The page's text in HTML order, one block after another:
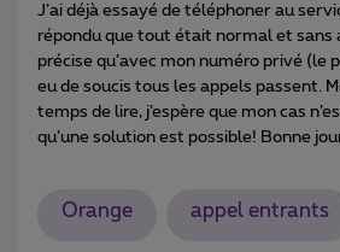
J’ai déjà essayé de téléphoner au
répondu que tout était normal et sans
précise qu’avec mon numéro privé (le
eu de soucis tous les appels passent.
temps de lire, j’espère que mon cas
qu’une solution est possible! Bonne
Orange appel entrants